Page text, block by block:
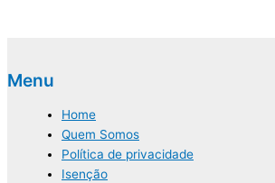
Menu
Home
Quem Somos
Política de privacidade
Isenção